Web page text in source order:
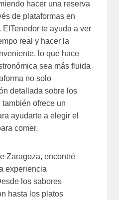
hacer una reserva
de plataformas en
ElTenedor te ayuda a ver
real y hacer la
lo que hace
sea más fluida
no solo
detallada sobre los
ofrece un
ayudarte a elegir el
comer.
Zaragoza, encontré
experiencia
los sabores
hasta los platos